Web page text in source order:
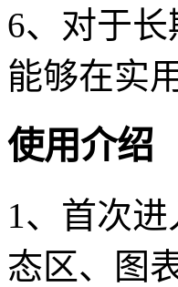
6、对于
能够在实
使用介绍
1、首次
态区、图